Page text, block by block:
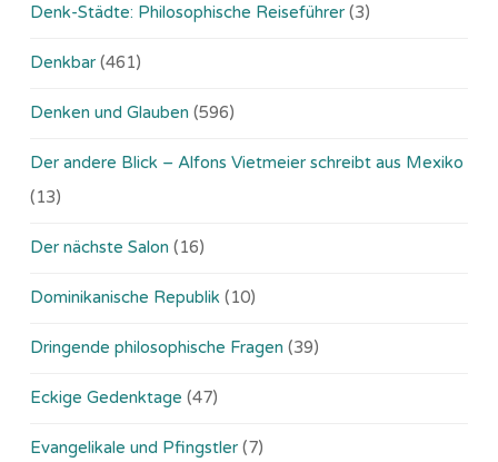
Denk-Städte: Philosophische Reiseführer (3)
Denkbar (461)
Denken und Glauben (596)
Der andere Blick – Alfons Vietmeier schreibt aus Mexiko
(13)
Der nächste Salon (16)
Dominikanische Republik (10)
Dringende philosophische Fragen (39)
Eckige Gedenktage (47)
Evangelikale und Pfingstler (7)